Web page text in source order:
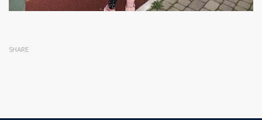
SHARE